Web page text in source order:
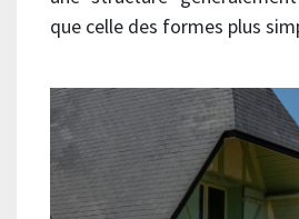
que celle des formes plus